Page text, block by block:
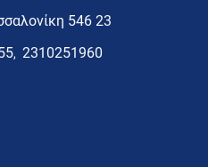
546 23
, 2310251960